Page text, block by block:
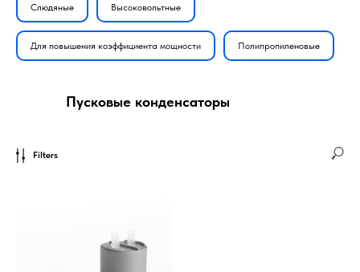
Слюдяные Высоковольтные
Для повышения коэффициента мощности Полипропиленовые
Пусковые конденсаторы
Filters